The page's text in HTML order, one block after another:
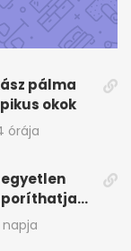
pálma
okok
órája
egyetlen
napja